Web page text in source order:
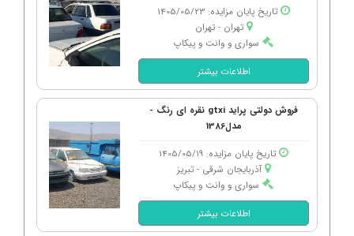
تاریخ پایان مزایده: 1405/05/23
تهران - تهران
سواری و وانت و پیکاپ
اطلاعات بیشتر
فروش دولتی پراید gtxi نقره ای رنگ -
مدل1386
تاریخ پایان مزایده: 1405/05/19
آذربایجان شرقی - تبریز
سواری و وانت و پیکاپ
اطلاعات بیشتر